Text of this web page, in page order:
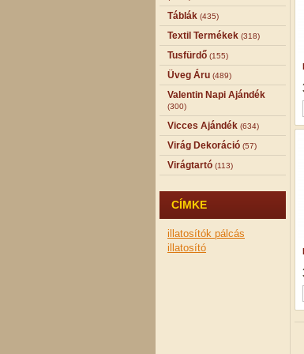
Táblák (435)
Textil Termékek (318)
Tusfürdő (155)
Üveg Áru (489)
Valentin Napi Ajándék
(300)
Vicces Ajándék (634)
Virág Dekoráció (57)
Virágtartó (113)
CÍMKE
illatosítók pálcás
illatosító